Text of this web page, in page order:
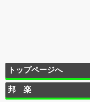
トップページへ
邦 楽